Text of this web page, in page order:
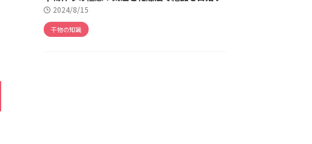
2024/8/15
干物の知識